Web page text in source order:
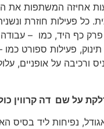
אחיזה המשתפות את
כל פעילות חוזרת
פרק כף היד, כמו –
תינוק, פעילות ספורט
ורכיבה על אופניים,
על שם דה קרווין
נפיחות ליד בסיס